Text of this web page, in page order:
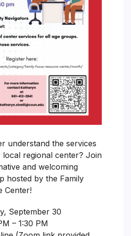
understand the services
regional center? Join
and welcoming
hosted by the Family
Center!
September 30
– 1:30 PM